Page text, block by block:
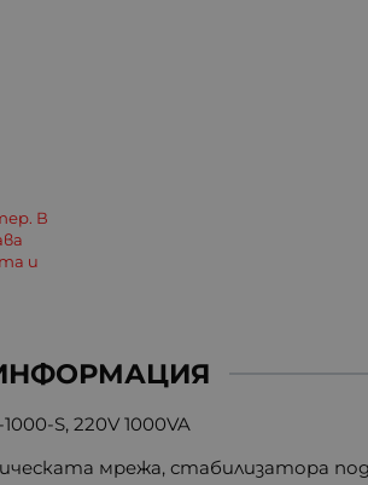
В
и
S, 220V 1000VA
мрежа, стабилизатора